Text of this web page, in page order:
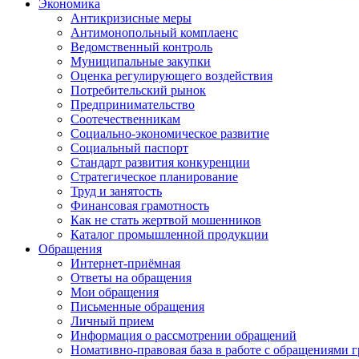
Экономика
Антикризисные меры
Антимонопольный комплаенс
Ведомственный контроль
Муниципальные закупки
Оценка регулирующего воздействия
Потребительский рынок
Предпринимательство
Соотечественникам
Социально-экономическое развитие
Социальный паспорт
Стандарт развития конкуренции
Стратегическое планирование
Труд и занятость
Финансовая грамотность
Как не стать жертвой мошенников
Каталог промышленной продукции
Обращения
Интернет-приёмная
Ответы на обращения
Мои обращения
Письменные обращения
Личный прием
Информация о рассмотрении обращений
Номативно-правовая база в работе с обращениями